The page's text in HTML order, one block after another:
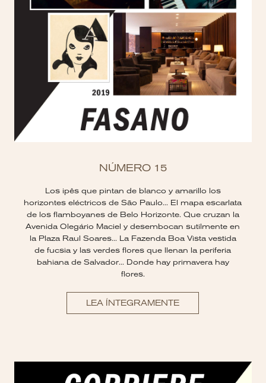
NÚMERO 15
Los ipês que pintan de blanco y amarillo los
horizontes eléctricos de São Paulo... El mapa escarlata
de los flamboyanes de Belo Horizonte. Que cruzan la
Avenida Olegário Maciel y desembocan sutilmente en
la Plaza Raul Soares... La Fazenda Boa Vista vestida
de fucsia y las verdes flores que llenan la periferia
bahiana de Salvador... Donde hay primavera hay
flores.
LEA ÍNTEGRAMENTE